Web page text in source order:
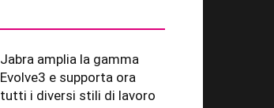
Jabra amplia la gamma
Evolve3 e supporta ora
tutti i diversi stili di lavoro